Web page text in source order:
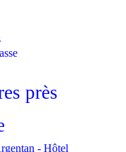
près